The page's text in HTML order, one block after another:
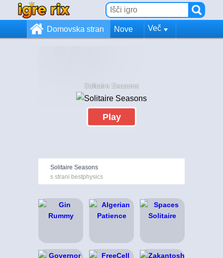
Domovska stran Nove Več
Solitaire Seasons
Play
Solitaire Seasons
s strani bestphysics